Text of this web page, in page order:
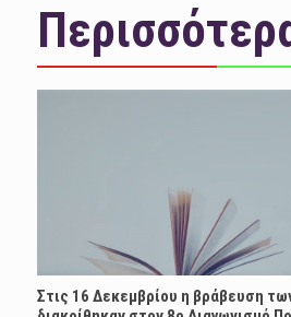
Στις 16 Δεκεμβρίου η βράβευση